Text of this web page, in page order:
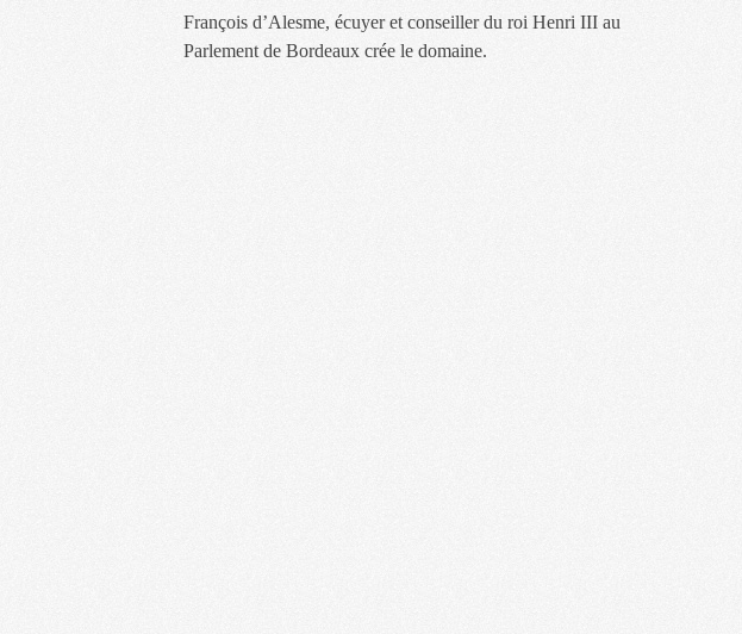
François d’Alesme, écuyer et conseiller du roi Henri III au
Parlement de Bordeaux crée le domaine.